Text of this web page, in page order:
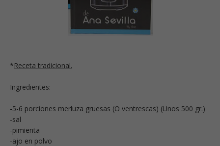
*Receta tradicional.
Ingredientes:
-5-6 porciones merluza gruesas (O ventrescas) (Unos 500 gr.)
-sal
-pimienta
-ajo en polvo